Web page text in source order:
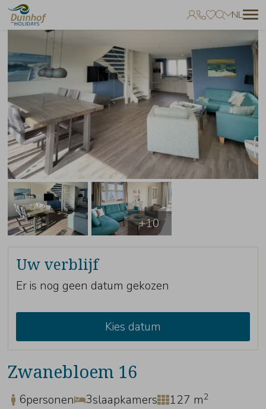
Geen favorieten
Je kunt accommodaties toevoegen aan uw favorieten door op het
NL
+10
Uw verblijf
Er is nog geen datum gekozen
Kies datum
Zwanebloem 16
6personen 3slaapkamers 127 m2